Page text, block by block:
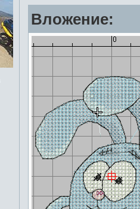
Вложение: